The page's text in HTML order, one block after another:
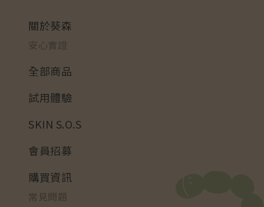
關於葵森
安心實證
全部商品
試用體驗
SKIN S.O.S
會員招募
購買資訊
常見問題